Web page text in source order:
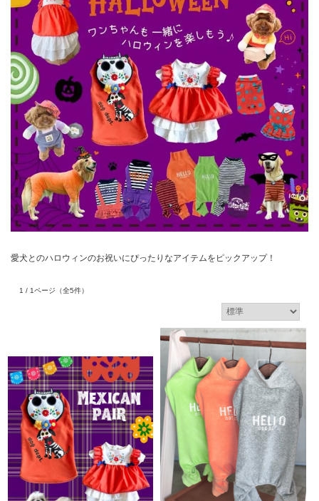
愛犬とのハロウィンのお祝いにぴったりなアイテムをピックアップ！
1 / 1ページ （全5件）